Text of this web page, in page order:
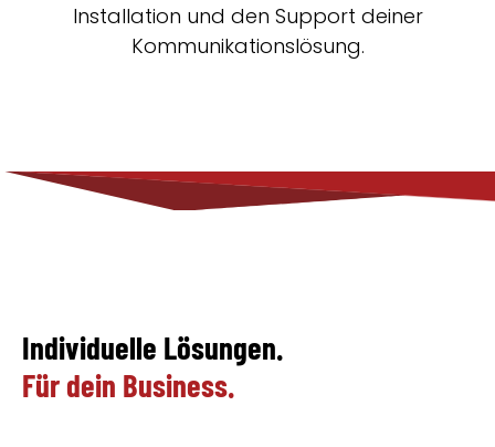
Installation und den Support deiner
Kommunikationslösung.
Individuelle Lösungen.
Für dein Business.